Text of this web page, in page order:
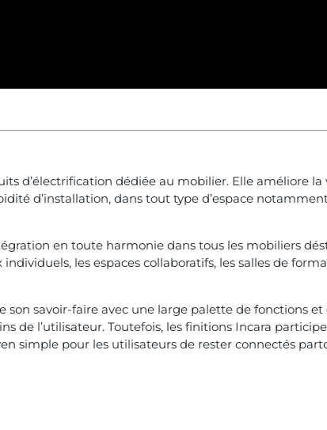
d’électrification dédiée au mobilier. Elle améliore
d’installation, dans tout type d’espace
en toute harmonie dans tous les mobiliers
les espaces collaboratifs, les salles de
son savoir-faire avec une large palette de fonctions
de l’utilisateur. Toutefois, les finitions Incara
simple pour les utilisateurs de rester connectés